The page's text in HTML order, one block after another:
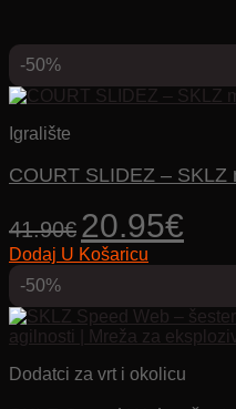
-50%
Igralište
COURT SLIDEZ – SKLZ
41.90€
Izvorna
cijena
bila
20.95€cijena
Dodaj U Košaricu
-50%
Dodatci za vrt i okolicu